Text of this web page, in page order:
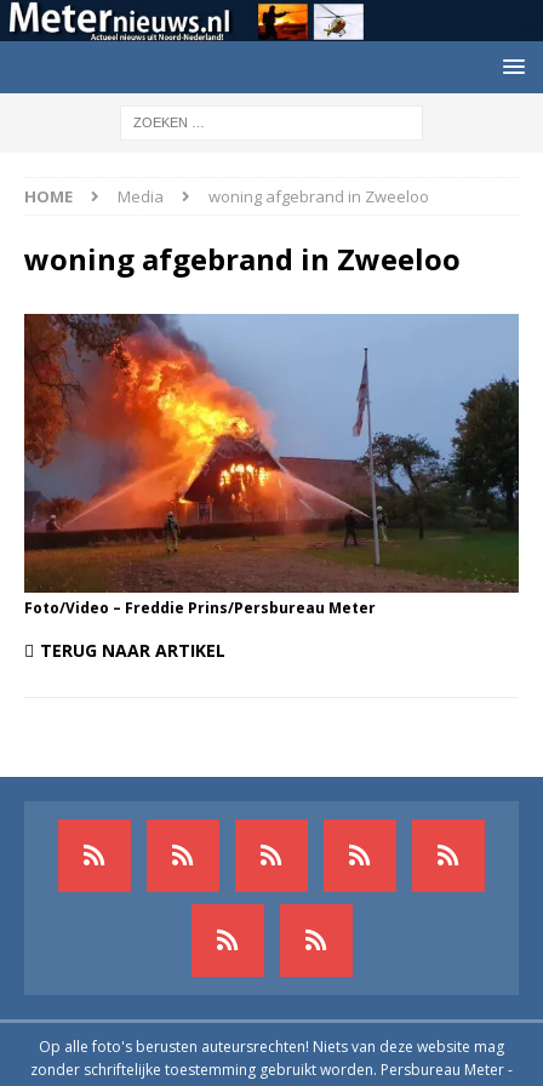
HOME Media woning afgebrand in Zweeloo
woning afgebrand in Zweeloo
Foto/Video – Freddie Prins/Persbureau Meter
TERUG NAAR ARTIKEL
Op alle foto's berusten auteursrechten! Niets van deze website mag
zonder schriftelijke toestemming gebruikt worden. Persbureau Meter -